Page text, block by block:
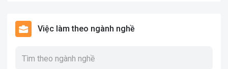
Việc làm theo ngành nghề